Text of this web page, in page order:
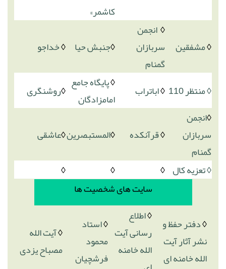
کاشمر»
◊مشفقین
◊انجمن
سربازان
گمنام
◊جنبش حیا ◊خداجو
◊ منتظر 110 ◊اباتراب ◊پایگاه جامع
امامزادگان
◊روشنگری
◊انجمن
سربازان
گمنام
◊قرآنکده ◊المستبصرین◊عاشقی
◊ تعزیه کال ◊
◊
◊
سایت های شخصیت ها
◊دفتر حفظ و
نشر آثار آیت
الله خامنه ای
◊اطلاع
رسانی آیت
الله خامنه
◊استاد
محمود
فرشچیان
◊آیت الله
مصباح یزدی